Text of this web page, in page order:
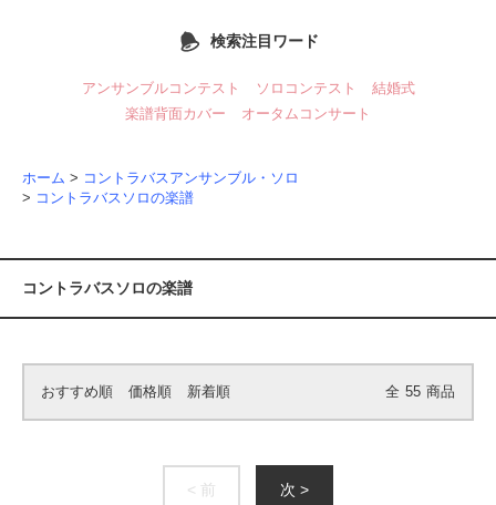
検索注目ワード
アンサンブルコンテスト ソロコンテスト
結婚式
楽譜背面カバー
オータムコンサート
ホーム > コントラバスアンサンブル・ソロ
> コントラバスソロの楽譜
コントラバスソロの楽譜
おすすめ順 価格順 新着順 全 55 商品
< 前 次 >